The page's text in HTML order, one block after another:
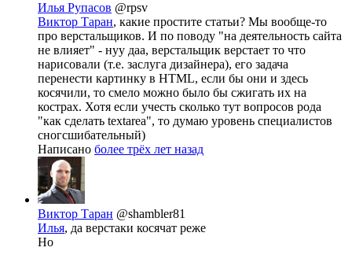
Илья Рупасов @rpsv
Виктор Таран, какие простите статьи? Мы вообще-то
про верстальщиков. И по поводу "на деятельность сайта
не влияет" - нуу даа, верстальщик верстает то что
нарисовали (т.е. заслуга дизайнера), его задача
перенести картинку в HTML, если бы они и здесь
косячили, то смело можно было бы сжигать их на
кострах. Хотя если учесть сколько тут вопросов рода
"как сделать textarea", то думаю уровень специалистов
сногсшибательный)
Написано более трёх лет назад
Виктор Таран @shambler81
Илья, да верстаки косячат реже
Но